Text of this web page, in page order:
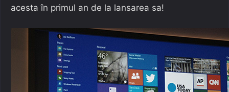
acesta în primul an de la lansarea sa!